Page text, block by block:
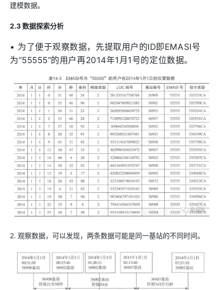
建模数据。
2.3 数据探索分析
• 为了便于观察数据，先提取用户的ID即EMASI号
为”55555“的用户再2014年1月1号的定位数据。
2. 观察数据，可以发现，两条数据可能是同一基站的不同时间。